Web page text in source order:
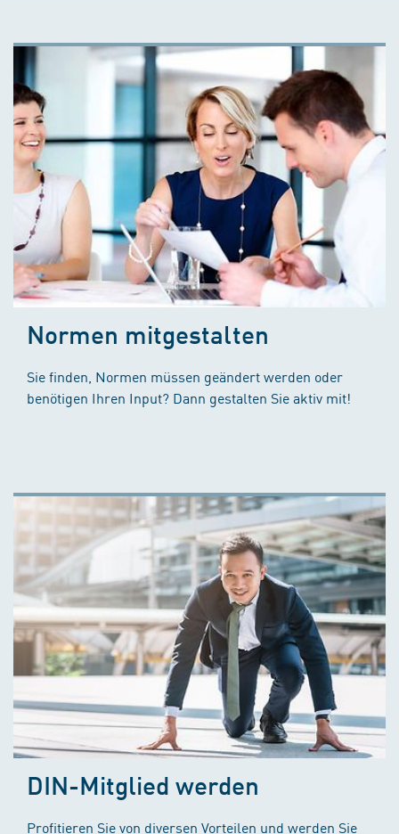
Normen mitgestalten
Sie finden, Normen müssen geändert werden oder
benötigen Ihren Input? Dann gestalten Sie aktiv mit!
DIN-Mitglied werden
Profitieren Sie von diversen Vorteilen und werden Sie